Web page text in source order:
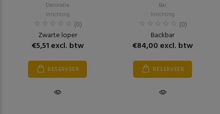
Decoratie
Inrichting
(0)
Zwarte loper
€5,51 excl. btw
RESERVEER
Bar
Inrichting
(0)
Backbar
€84,00 excl. btw
RESERVEER